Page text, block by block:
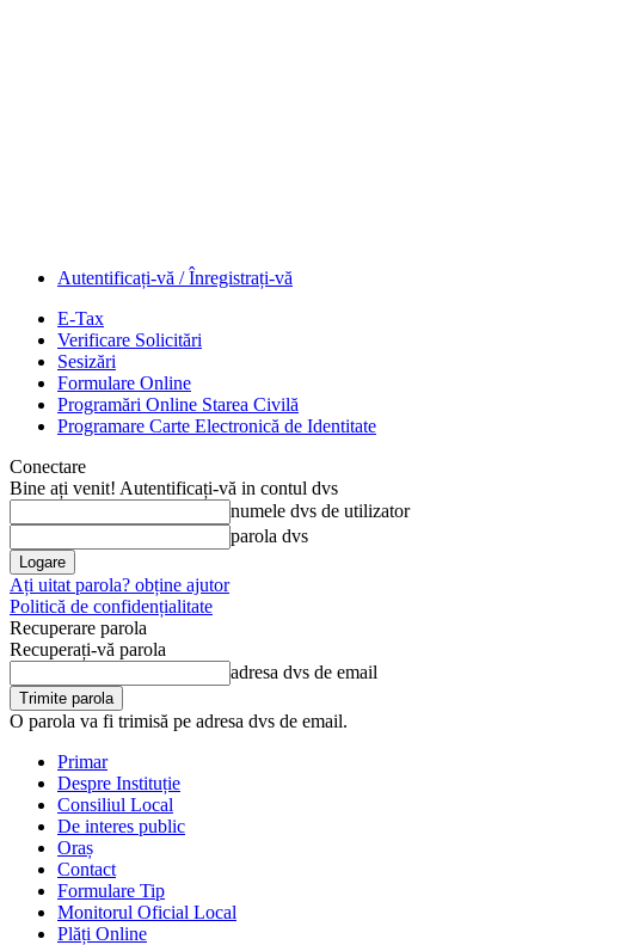
Autentificați-vă / Înregistrați-vă
E-Tax
Verificare Solicitări
Sesizări
Formulare Online
Programări Online Starea Civilă
Programare Carte Electronică de Identitate
Conectare
Bine ați venit! Autentificați-vă in contul dvs
numele dvs de utilizator
parola dvs
Ați uitat parola? obține ajutor
Politică de confidențialitate
Recuperare parola
Recuperați-vă parola
adresa dvs de email
O parola va fi trimisă pe adresa dvs de email.
Primar
Despre Instituție
Consiliul Local
De interes public
Oraș
Contact
Formulare Tip
Monitorul Oficial Local
Plăți Online